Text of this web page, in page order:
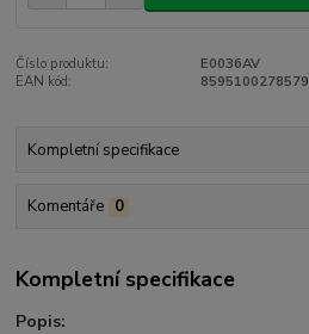
Číslo produktu:
E0036AV
EAN kód:
8595100278579
Kompletní specifikace
Komentáře 0
Kompletní specifikace
Popis: